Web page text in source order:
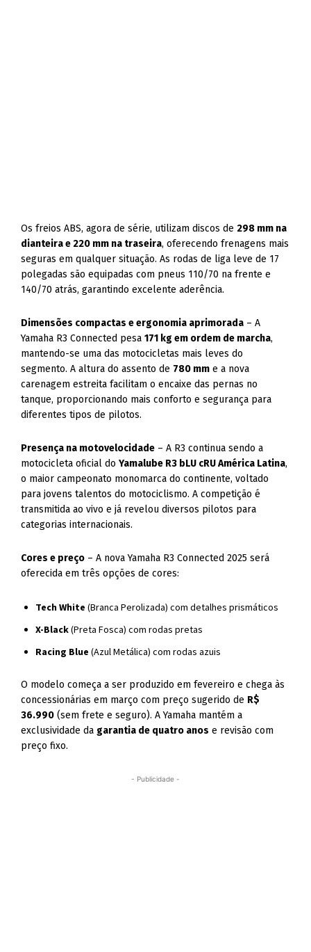
Os freios ABS, agora de série, utilizam discos de298 mm na
dianteira e 220 mm na traseira, oferecendo frenagens mais
seguras em qualquer situação. As rodas de liga leve de 17
polegadas são equipadas com pneus 110/70 na frente e
140/70 atrás, garantindo excelente aderência.
Dimensões compactas e ergonomia aprimorada – A
Yamaha R3 Connected pesa171 kg em ordem de marcha,
mantendo-se uma das motocicletas mais leves do
segmento. A altura do assento de 780 mm e a nova
carenagem estreita facilitam o encaixe das pernas no
tanque, proporcionando mais conforto e segurança para
diferentes tipos de pilotos.
Presença na motovelocidade – A R3 continua sendo a
motocicleta oficial doYamalube R3 bLU cRU América Latina,
o maior campeonato monomarca do continente, voltado
para jovens talentos do motociclismo. A competição é
transmitida ao vivo e já revelou diversos pilotos para
categorias internacionais.
Cores e preço – A nova Yamaha R3 Connected 2025 será
oferecida em três opções de cores:
Tech White (Branca Perolizada) com detalhes prismáticos
X-Black(Preta Fosca) com rodas pretas
Racing Blue (Azul Metálica) com rodas azuis
O modelo começa a ser produzido em fevereiro e chega às
concessionárias em março com preço sugerido de R$
36.990 (sem frete e seguro). A Yamaha mantém a
exclusividade da garantia de quatro anos e revisão com
preço fixo.
- Publicidade -